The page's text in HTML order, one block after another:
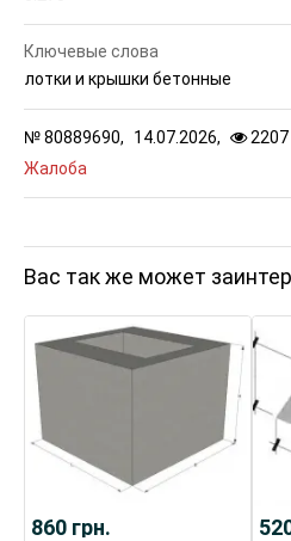
№80889690, 14.07.2026, 2207
Жалоба
Ключевые слова
лотки и крышки бетонные
Вас так же может
860 грн.